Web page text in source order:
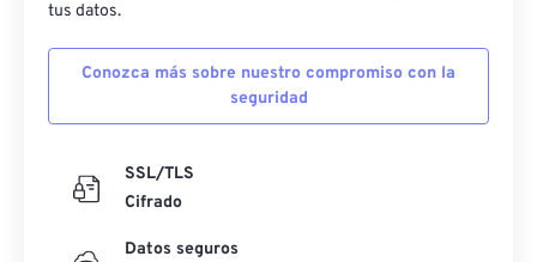
tus datos.
Conozca más sobre nuestro compromiso con la
seguridad
SSL/TLS
Cifrado
Datos seguros